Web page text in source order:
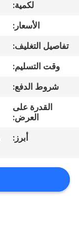
مراقبة
الجودة
اتصل
خريطة
الموقع
لكمية:
الأسعار:
تفاصيل التغليف:
وقت التسليم:
شروط الدفع:
القدرة على
العرض:
أبرز: